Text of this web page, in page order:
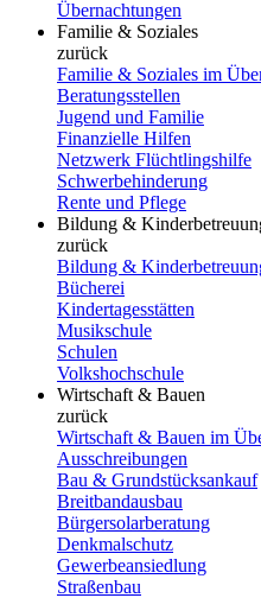
Übernachtungen
Familie & Soziales
zurück
Familie & Soziales im
Beratungsstellen
Jugend und Familie
Finanzielle Hilfen
Netzwerk Flüchtlingshilfe
Schwerbehinderung
Rente und Pflege
Bildung &
zurück
Bildung &
Bücherei
Kindertagesstätten
Musikschule
Schulen
Volkshochschule
Wirtschaft & Bauen
zurück
Wirtschaft & Bauen im
Ausschreibungen
Bau & Grundstücksankauf
Breitbandausbau
Bürgersolarberatung
Denkmalschutz
Gewerbeansiedlung
Straßenbau